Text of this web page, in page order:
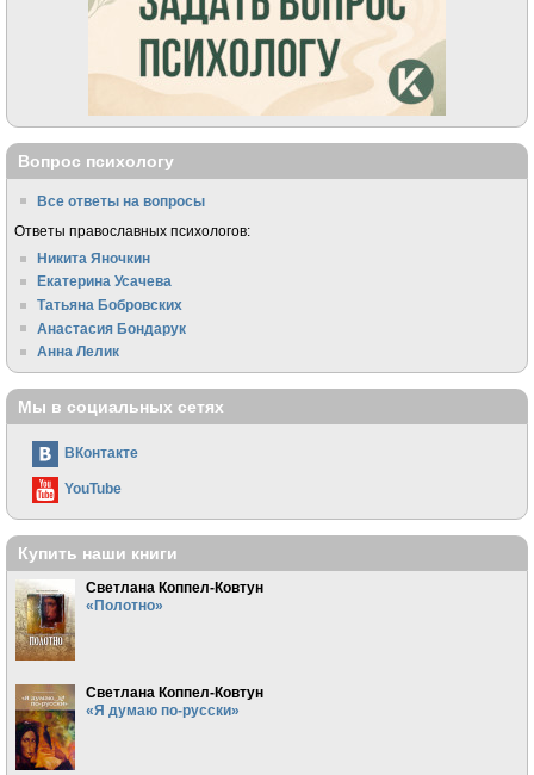
Вопрос психологу
Все ответы на вопросы
Ответы православных психологов:
Никита Яночкин
Екатерина Усачева
Татьяна Бобровских
Анастасия Бондарук
Анна Лелик
Мы в социальных сетях
ВКонтакте
YouTube
Купить наши книги
Светлана Коппел-Ковтун
«Полотно»
Светлана Коппел-Ковтун
«Я думаю по-русски»